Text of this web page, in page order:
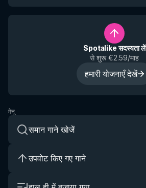
Spotalike सदस्यता लें
से शुरू €2.59/माह
हमारी योजनाएँ देखें
मेनू
समान गाने खोजें
उपवोट किए गए गाने